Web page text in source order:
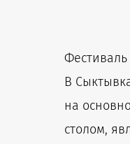
Фестиваль
В
на
столом,